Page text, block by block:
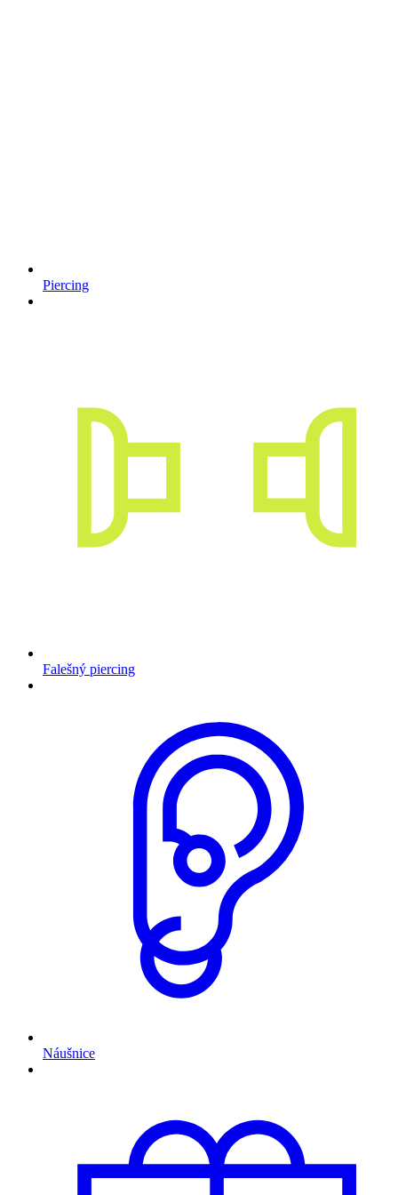
Piercing
Falešný piercing
Náušnice